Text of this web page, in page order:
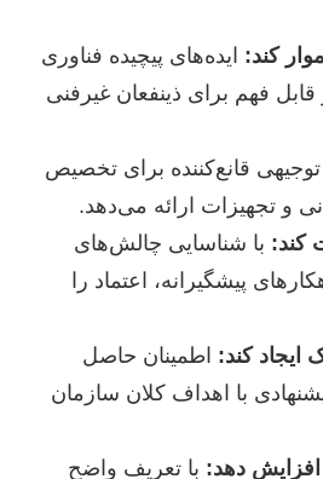
کند: ایده‌های پیچیده فناوری
قابل فهم برای ذینفعان غیرفنی
توجیهی قانع‌کننده برای تخصیص
و تجهیزات ارائه می‌دهد.
کند: با شناسایی چالش‌های
پیشگیرانه، اعتماد را
ایجاد کند: اطمینان حاصل
با اهداف کلان سازمان
دهد: با تعریف واضح